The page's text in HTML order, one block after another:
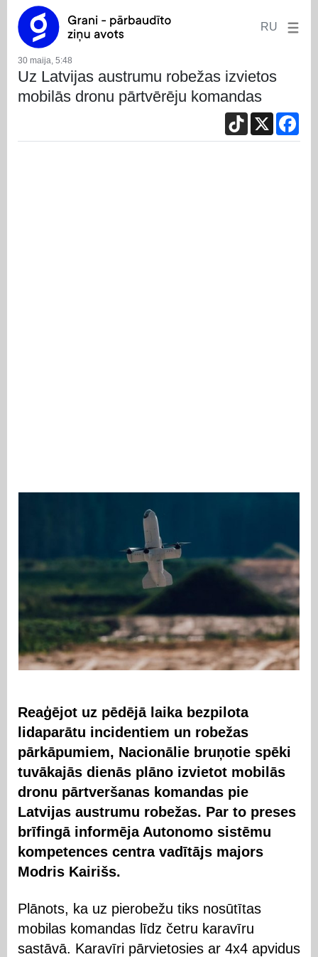
RU
30 maija, 5:48
Uz Latvijas austrumu robežas izvietos
mobilās dronu pārtvērēju komandas
TikTok
X
Reaģējot uz pēdējā laika bezpilota
lidaparātu incidentiem un robežas
pārkāpumiem, Nacionālie bruņotie spēki
tuvākajās dienās plāno izvietot mobilās
dronu pārtveršanas komandas pie
Latvijas austrumu robežas. Par to preses
brīfingā informēja Autonomo sistēmu
kompetences centra vadītājs majors
Modris Kairišs.
Plānots, ka uz pierobežu tiks nosūtītas
mobilas komandas līdz četru karavīru
sastāvā. Karavīri pārvietosies ar 4x4 apvidus